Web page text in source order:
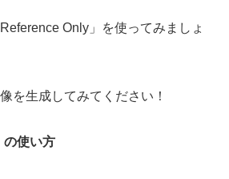
Only」を使ってみましょ
を生成してみてください！
の使い方